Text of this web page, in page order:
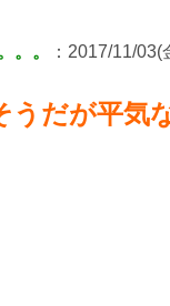
。。
：2017/11/
うだが平気